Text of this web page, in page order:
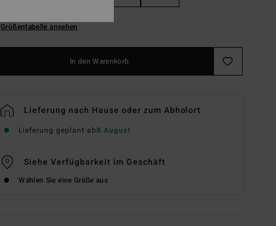
Größentabelle ansehen
In den Warenkorb
Lieferung nach Hause oder zum Abholort
Lieferung geplant ab8 August
Siehe Verfügbarkeit im Geschäft
Wählen Sie eine Größe aus